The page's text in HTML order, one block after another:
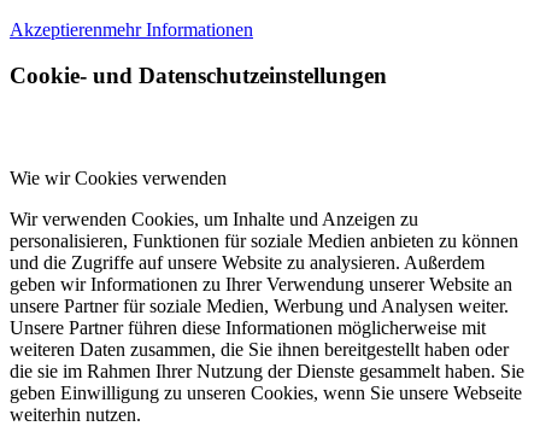
Akzeptierenmehr Informationen
Cookie- und Datenschutzeinstellungen
Wie wir Cookies verwenden
Wir verwenden Cookies, um Inhalte und Anzeigen zu
personalisieren, Funktionen für soziale Medien anbieten zu können
und die Zugriffe auf unsere Website zu analysieren. Außerdem
geben wir Informationen zu Ihrer Verwendung unserer Website an
unsere Partner für soziale Medien, Werbung und Analysen weiter.
Unsere Partner führen diese Informationen möglicherweise mit
weiteren Daten zusammen, die Sie ihnen bereitgestellt haben oder
die sie im Rahmen Ihrer Nutzung der Dienste gesammelt haben. Sie
geben Einwilligung zu unseren Cookies, wenn Sie unsere Webseite
weiterhin nutzen.